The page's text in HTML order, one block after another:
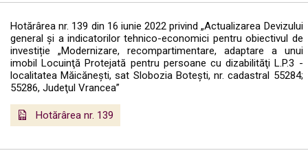
Hotărârea nr. 139 din 16 iunie 2022 privind „Actualizarea Devizului
general și a indicatorilor tehnico-economici pentru obiectivul de
investiție „Modernizare, recompartimentare, adaptare a unui
imobil Locuinţă Protejată pentru persoane cu dizabilităţi L.P.3 -
localitatea Măicăneşti, sat Slobozia Boteşti, nr. cadastral 55284;
55286, Judeţul Vrancea”
Hotărârea nr. 139